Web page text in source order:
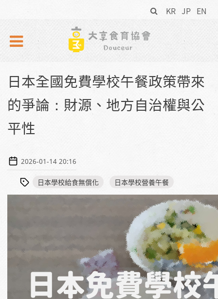
KR JP EN
搜
尋
表
日本全國免費學校午餐政策帶來
的爭論：財源、地方自治權與公
平性
2026-01-14 20:16
日本學校給食無償化 日本學校營養午餐